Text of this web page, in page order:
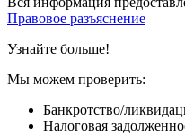
Правовое разъяснение
Узнайте больше!
Мы можем проверить:
Банкротство/
Налоговая